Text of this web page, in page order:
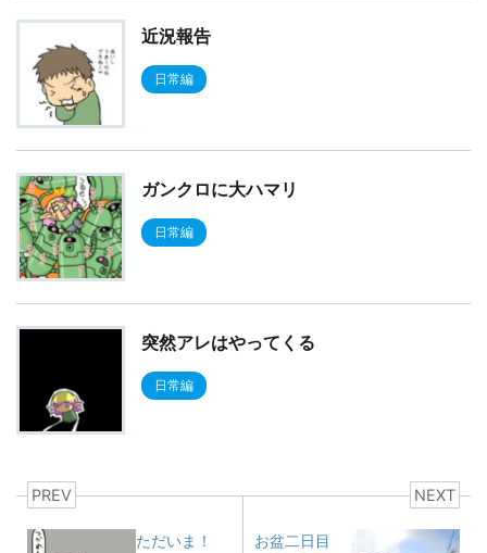
近況報告
日常編
ガンクロに大ハマリ
日常編
突然アレはやってくる
日常編
PREV
ただいま！
NEXT
お盆二日目